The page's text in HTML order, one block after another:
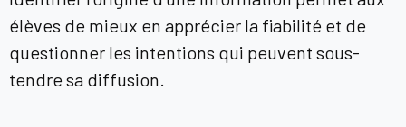
élèves de mieux en apprécier la fiabilité et de
questionner les intentions qui peuvent sous-
tendre sa diffusion.